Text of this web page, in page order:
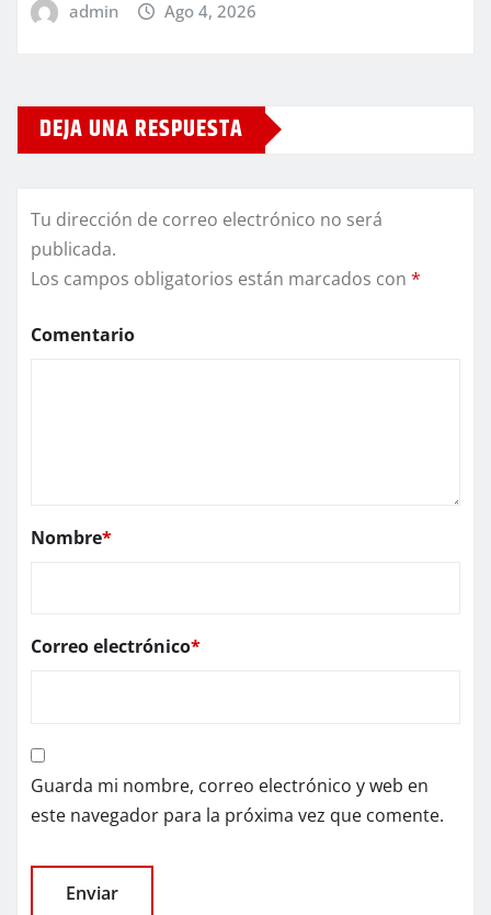
admin Ago 4, 2026
DEJA UNA RESPUESTA
Tu dirección de correo electrónico no será
publicada.
Los campos obligatorios están marcados con *
Comentario
Nombre*
Correo electrónico*
Guarda mi nombre, correo electrónico y web en
este navegador para la próxima vez que comente.